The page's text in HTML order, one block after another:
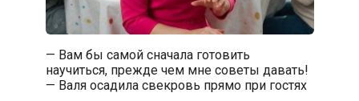
— Вам бы самой сначала готовить
научиться, прежде чем мне советы давать!
— Валя осадила свекровь прямо при гостях